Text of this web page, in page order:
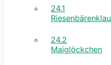
24.1
Riesenbärenklau
24.2
Maiglöckchen